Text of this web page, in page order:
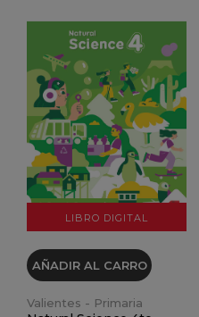
LIBRO DIGITAL
VER DETALLES
AÑADIR AL CARRO
Valientes - Primaria